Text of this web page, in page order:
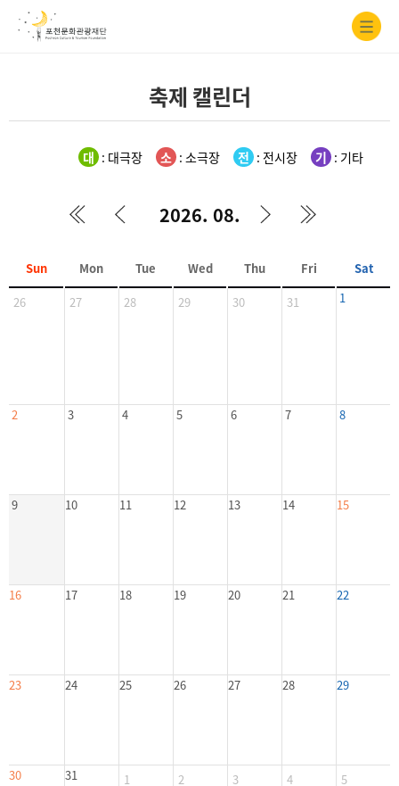
축제 캘린더
대 : 대극장 소 : 소극장 전 : 전시장 기 : 기타
2026. 08.
Sun Mon Tue Wed Thu Fri
Sat
26
27 28 29 30 31 1
2 3 4 5 6 7 8
9 10 11 12 13 14 15
16 17 18 19 20 21 22
23 24 25 26 27 28 29
30 31 1 2 3 4 5